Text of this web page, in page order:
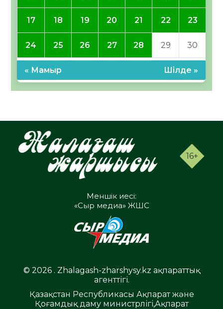
17 18 19 20 21 22 23
24 25 26 27 28 29 30
« Мамыр Шілде »
16+
Меншік иесі:
«Сыр медиа» ЖШС
© 2026 . Zhalagash-zharshysy.kz ақпараттық
агенттігі.
Қазақстан Республикасы Ақпарат және
Қоғамдық даму министрлігі,Ақпарат